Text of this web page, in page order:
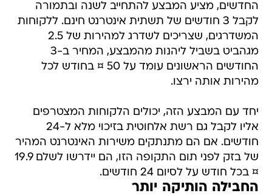
החדשים, מציע המבצע להתחייב לשנה ובתמורה
לקבל 3 חודשים של תשתית אינטרנט חינם. ללקוחות
המשדרגים, שצריכים לשדרג למהירות של 2.5
מגהביט בשביל ליהנות מהמבצע, המחיר ב-3
החודשים הראשונים עומד על 50 ¤ בחודש לכל
מהירות אותה ירצו.
יחד עם המבצע הזה, יכולים הלקוחות המצטרפים
אליו לקבל גם רשת אלחוטית בזיכוי מלא ל-24
חודשים. אם הם מתנתקים משירות האינטרנט המהיר
של בזק לפני תום התקופה הזו, הם יידרשו לשלם 19.9
¤ בכל חודש על לסיום 24 חודשים.
החבילה הותיקה יותר